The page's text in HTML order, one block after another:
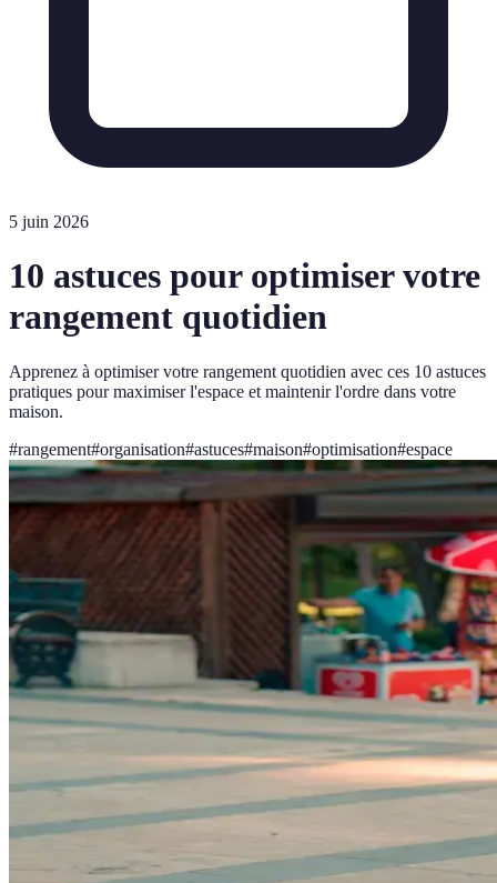
5 juin 2026
10 astuces pour optimiser votre
rangement quotidien
Apprenez à optimiser votre rangement quotidien avec ces 10 astuces
pratiques pour maximiser l'espace et maintenir l'ordre dans votre
maison.
#rangement#organisation#astuces#maison#optimisation#espace